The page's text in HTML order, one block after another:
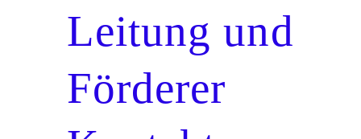
Leitung und
Förderer